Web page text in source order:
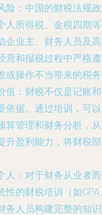
险 ：中国的财税法规
人所得税、金税四期
企业主、财务人员及
营和报税过程中严格
或操作不当带来的税务
值 ：财税不仅是记账
依据。通过培训，可
算管理和财务分析，
升盈利能力，将财税
人 ：对于财务从业者
性的财税培训（如
务人员构建完整的知